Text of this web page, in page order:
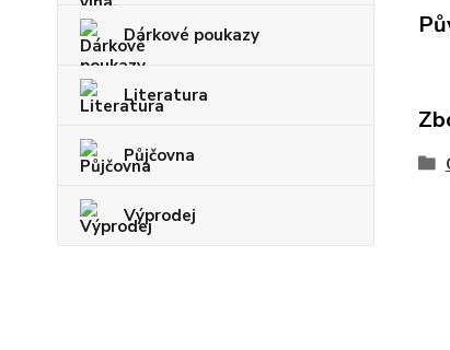
Dárkové poukazy
Literatura
Půjčovna
Výprodej